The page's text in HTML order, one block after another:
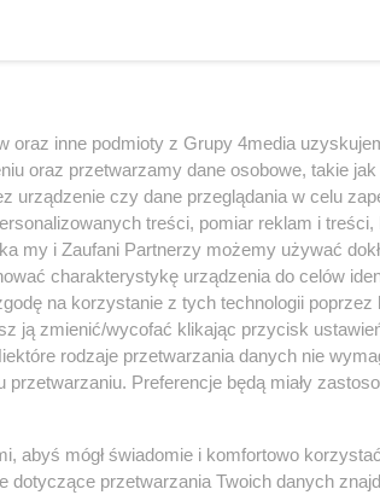
13 / 40
oraz inne podmioty z Grupy 4media
oraz przetwarzamy dane osobowe, takie
urządzenie czy dane przeglądania w celu
treści, pomiar reklam i treści,
my i Zaufani Partnerzy możemy używać
charakterystykę urządzenia do celów
na korzystanie z tych technologii poprzez
ją zmienić/wycofać klikając przycisk
rodzaje przetwarzania danych nie
Preferencje będą miały
abyś mógł świadomie i komfortowo
dotyczące przetwarzania Twoich danych